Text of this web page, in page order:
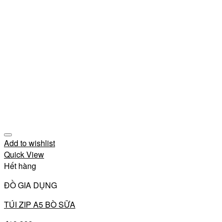
Add to wishlist
Quick View
Hết hàng
ĐỒ GIA DỤNG
TÚI ZIP A5 BÒ SỮA